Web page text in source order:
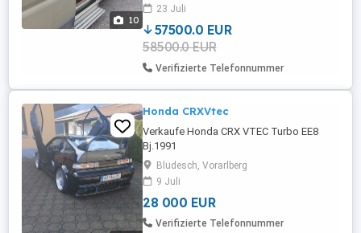
10
Getriebeöl gewechselt, Klimakompressor
neu und Klimaservice. Reifen ca. 10000km
...
23 Juli
57500.0 EUR
58500.0 EUR
Verifizierte Telefonnummer
Honda CRXVtec
Verkaufe Honda CRX VTEC Turbo EE8
Bj.1991
Bludesch, Vorarlberg
9 Juli
28 000 EUR
Verifizierte Telefonnummer